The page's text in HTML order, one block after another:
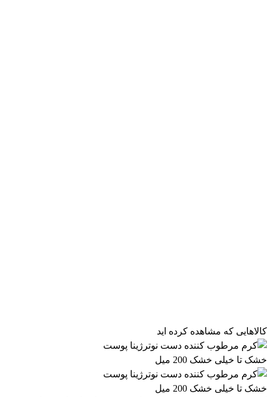
تومان
2,928,799 تومان
2,928,800 تومان
اعمال فیلتر قیمت
وضعیت کالا
مرتب‌سازی محصولات
مرتب‌سازی:
پیش‌فرض محبوب‌ترین بالاترین امتیاز
گران‌ترین موجودها اول
کالاهایی که مشاهده کرده اید